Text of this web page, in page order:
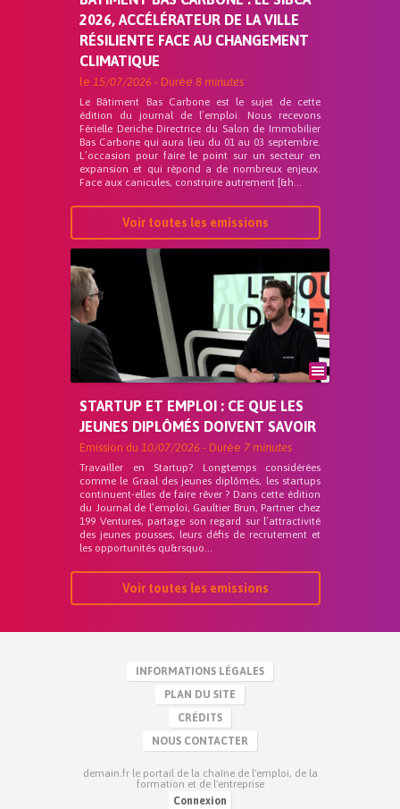
2026, ACCÉLÉRATEUR DE LA VILLE
RÉSILIENTE FACE AU CHANGEMENT
CLIMATIQUE
le 15/07/2026 - Durée 8 minutes
Le Bâtiment Bas Carbone est le sujet de cette
édition du journal de l’emploi. Nous recevons
Férielle Deriche Directrice du Salon de Immobilier
Bas Carbone qui aura lieu du 01 au 03 septembre.
L’occasion pour faire le point sur un secteur en
expansion et qui répond a de nombreux enjeux.
Face aux canicules, construire autrement [&h...
Voir toutes les emissions
STARTUP ET EMPLOI : CE QUE LES
JEUNES DIPLÔMÉS DOIVENT SAVOIR
Emission du 10/07/2026 - Durée 7 minutes
Travailler en Startup? Longtemps considérées
comme le Graal des jeunes diplômés, les startups
continuent-elles de faire rêver ? Dans cette édition
du Journal de l’emploi, Gaultier Brun, Partner chez
199 Ventures, partage son regard sur l’attractivité
des jeunes pousses, leurs défis de recrutement et
les opportunités qu&rsquo...
Voir toutes les emissions
INFORMATIONS LÉGALES
PLAN DU SITE
CRÉDITS
NOUS CONTACTER
demain.fr le portail de la chaîne de l'emploi, de la
formation et de l'entreprise
Connexion